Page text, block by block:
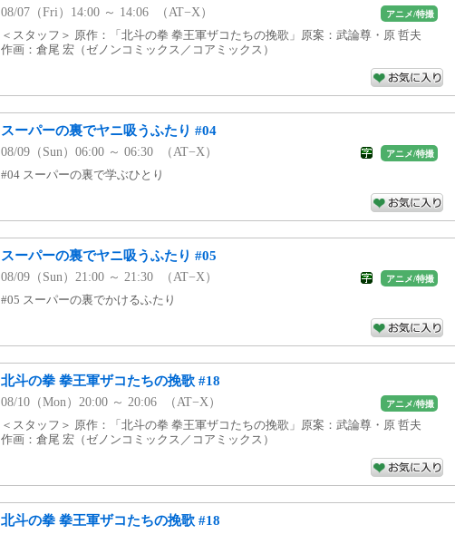
08/07（Fri）14:00 ～ 14:06 （AT−X） アニメ/特撮
＜スタッフ＞ 原作：「北斗の拳 拳王軍ザコたちの挽歌」原案：武論尊・原 哲夫
作画：倉尾 宏（ゼノンコミックス／コアミックス）
スーパーの裏でヤニ吸うふたり #04
08/09（Sun）06:00 ～ 06:30 （AT−X） アニメ/特撮
#04 スーパーの裏で学ぶひとり
スーパーの裏でヤニ吸うふたり #05
08/09（Sun）21:00 ～ 21:30 （AT−X） アニメ/特撮
#05 スーパーの裏でかけるふたり
北斗の拳 拳王軍ザコたちの挽歌 #18
08/10（Mon）20:00 ～ 20:06 （AT−X） アニメ/特撮
＜スタッフ＞ 原作：「北斗の拳 拳王軍ザコたちの挽歌」原案：武論尊・原 哲夫
作画：倉尾 宏（ゼノンコミックス／コアミックス）
北斗の拳 拳王軍ザコたちの挽歌 #18